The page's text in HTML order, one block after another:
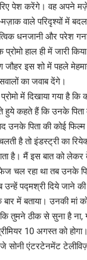
पेश करेंगे। वह अपने
मज़ाक वाले परिदृश्यों में
धनजानी और परेश
हाल ही में जारी
इस शो में पहले
का जवाब देंगे।
में दिखाया गया है
हुये कहते हैं कि उनके पिता
उनके पिता की कोई
है तो इंडस्ट्री का
है। मैं इस बात को लेकर
चल रहा था तब उनके
पद्मश्री दिये जाने की
में बताया। उनकी मां
तुमने ठीक से सुना है ना,
10 अगस्त को
सोनी एंटरटेनमेंट